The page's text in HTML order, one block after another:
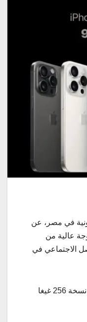
في مصر، عن
موجة عالية من
الاجتماعي في
وطرح المتجر أيفون 15 برو ماكس، نسخة 256 غيغا